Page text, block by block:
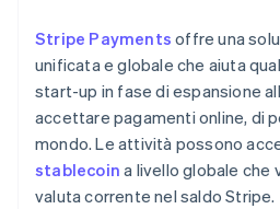
Stripe Payments offre una
unificata e globale che aiuta
start-up in fase di espansione
accettare pagamenti online, di
mondo. Le attività possono
stablecoin a livello globale che
valuta corrente nel saldo Stripe.